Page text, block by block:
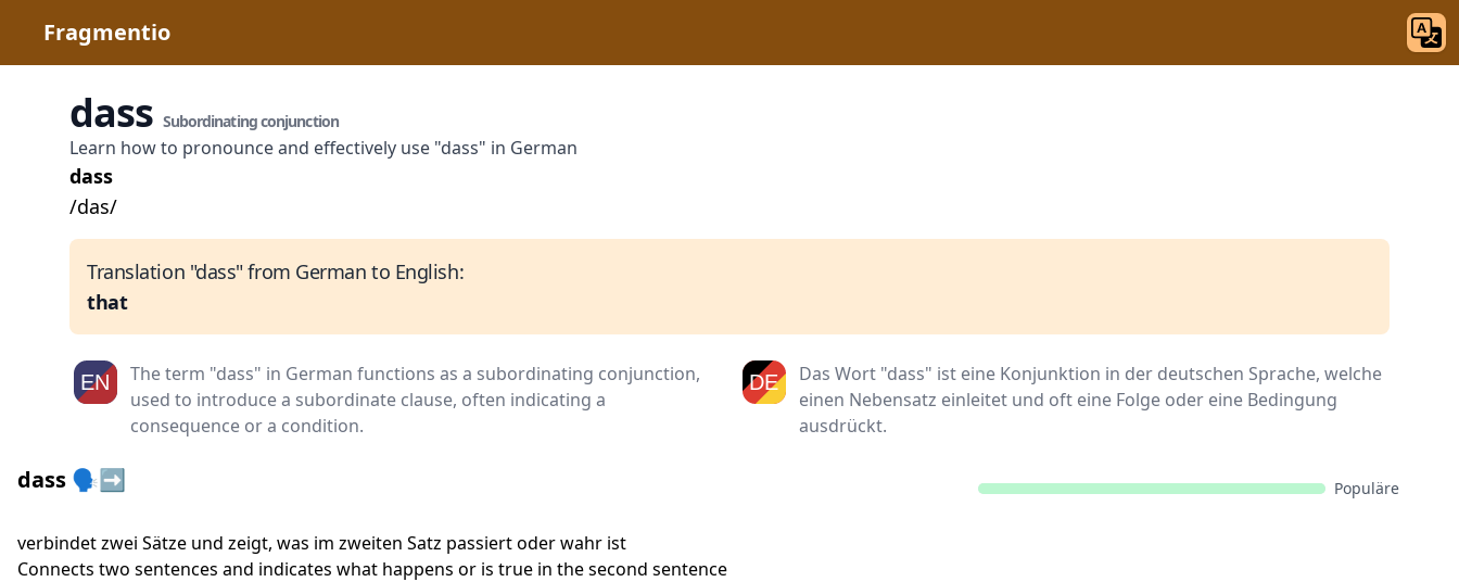
Fragmentio
dass Subordinating conjunction
Learn how to pronounce and effectively use "dass" in German
dass
/das/
Translation "dass" from German to English:
that
The term "dass" in German functions as a subordinating conjunction,
used to introduce a subordinate clause, often indicating a
consequence or a condition.
Das Wort "dass" ist eine Konjunktion in der deutschen Sprache, welche
einen Nebensatz einleitet und oft eine Folge oder eine Bedingung
ausdrückt.
dass 🗣️➡ Populäre
verbindet zwei Sätze und zeigt, was im zweiten Satz passiert oder wahr ist
Connects two sentences and indicates what happens or is true in the second sentence